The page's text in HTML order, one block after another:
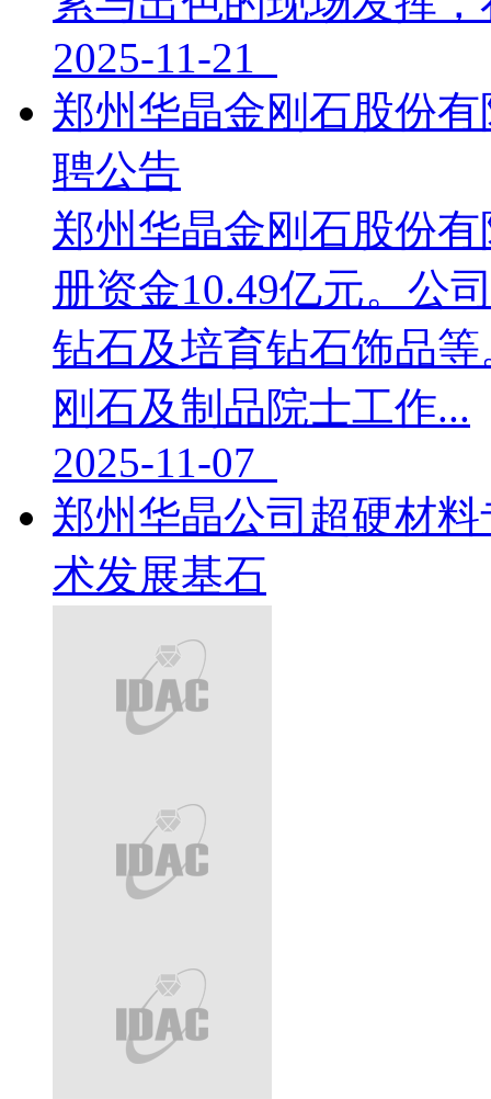
2025-11-21
郑州华晶金刚石股份
聘公告
郑州华晶金刚石股份
册资金10.49亿元。公
钻石及培育钻石饰品
刚石及制品院士工作...
2025-11-07
郑州华晶公司超硬材
术发展基石